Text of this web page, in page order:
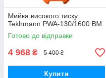
Мийка високого тиску
Tekhmann PWA-130/1600 BM
Готово до відправки
4 968 ₴ 5 400 ₴
Купити